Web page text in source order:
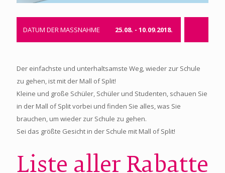
DATUM DER MASSNAHME 25.08. - 10.09.2018.
Der einfachste und unterhaltsamste Weg, wieder zur Schule
zu gehen, ist mit der Mall of Split!
Kleine und große Schüler, Schüler und Studenten, schauen Sie
in der Mall of Split vorbei und finden Sie alles, was Sie
brauchen, um wieder zur Schule zu gehen.
Sei das größte Gesicht in der Schule mit Mall of Split!
Liste aller Rabatte